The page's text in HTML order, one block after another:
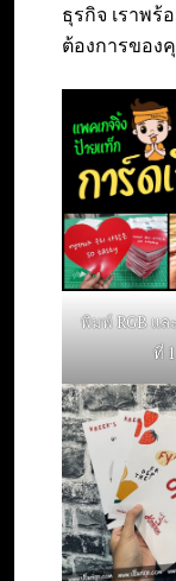
ธุรกิจ เราพ
ต้องการของ
พิมพ์ RGB แล
ที่ 1